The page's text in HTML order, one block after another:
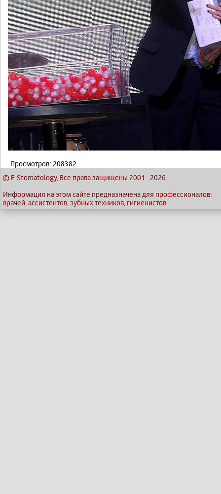
Просмотров: 208382
© E-Stomatology, Все права защищены 2001 - 2026
Информация на этом сайте предназначена для профессионалов:
врачей, ассистентов, зубных техников, гигиенистов